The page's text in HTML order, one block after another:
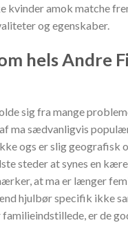
kvinder amok matche
og egenskaber.
hels Andre
sig fra mange
ma sædvanligvis
ogs er slig
steder at synes en
at ma er længer
hjulbør specifik ikke
er de